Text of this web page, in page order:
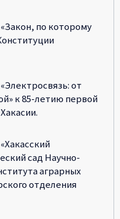
по которому
от
к 85-летию первой
сад Научно-
аграрных
отделения